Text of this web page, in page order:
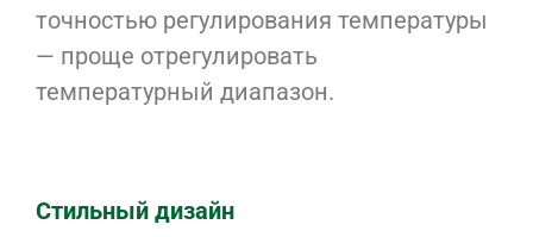
точностью регулирования температуры
— проще отрегулировать
температурный диапазон.
Стильный дизайн